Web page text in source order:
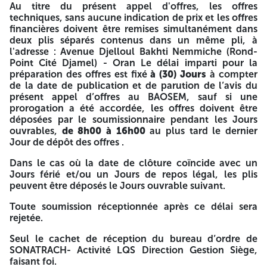
Djamel ORAN
Email : PMA-DGS.LQS@Sonatrach.dz
Téléphone : 041-53-80-80
Identification Fiscale
N°001600137674493007
Appel d’offres national ouvert N° GTS/MNT/02/2025
Processus en une (01) seule étape
l’auditorium du Siège Sonatrach LQS Oran
La Société SONATRACH Activité LQS Direction Gestion
point Cité Djamel ORAN, lance un avis d'Appel d'Offres
National Ouvert pour :
« Fourniture et pose d’un nouveau système audio-visuel
de l’auditorium du Siège Sonatrach LQS Oran »
Au titre du présent appel d'offres, les offres
techniques, sans aucune indication de prix et les offres
financières doivent être remises simultanément dans
deux plis séparés contenus dans un même pli, à
l'adresse : Avenue Djelloul Bakhti Nemmiche (Rond-
Point Cité Djamel) - Oran Le délai imparti pour la
préparation des offres est fixéà (30) Jours à compter
de la date de publication et de parution de l’avis du
présent appel d’offres au BAOSEM, sauf si une
prorogation a été accordée, les offres doivent être
déposées par le soumissionnaire pendant les Jours
ouvrables, de 8h00 à 16h00au plus tard le dernier
Jour de dépôt des offres .
Dans le cas où la date de clôture coïncide avec un
Jours férié et/ou un Jours de repos légal, les plis
peuvent être déposés le Jours ouvrable suivant.
Toute soumission réceptionnée après ce délai sera
rejetée.
Seul le cachet de réception du bureau d’ordre de
SONATRACH- Activité LQS Direction Gestion Siège,
faisant foi.